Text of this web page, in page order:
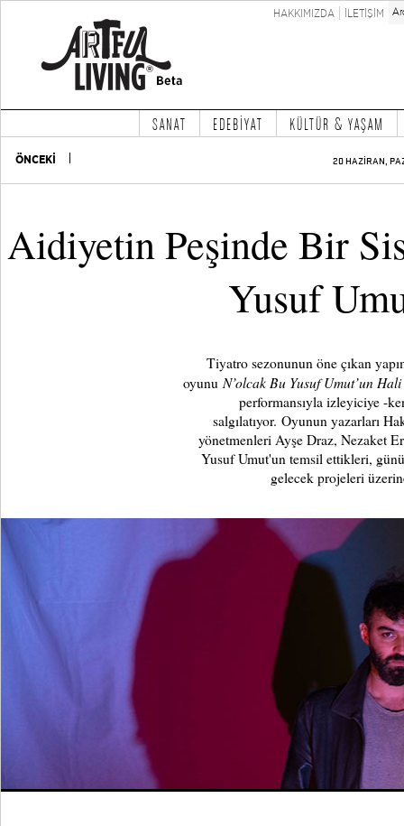
HAKKIMIZDA İLETİŞİM
SANAT EDEBİYAT KÜLTÜR & YAŞAM
ÖNCEKİ 20 HAZİRAN,
Aidiyetin Peşinde Bir
Yusuf
Tiyatro sezonunun öne çıkan
oyunu N’olcak Bu Yusuf Umut’un Hali
performansıyla izleyiciye -
salgılatıyor. Oyunun yazarları
yönetmenleri Ayşe Draz, Nezaket
Yusuf Umut'un temsil ettikleri,
gelecek projeleri